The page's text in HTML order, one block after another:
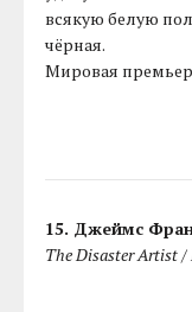
всякую белую
чёрная.
Мировая
15. Джеймс
The Disaster Artist /